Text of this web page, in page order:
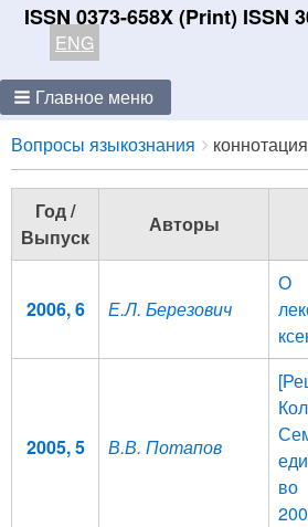
ISSN 0373-658X (Print) ISSN
ENG
Главное меню
Breadcrumbs
You
are
here:
Вопросы языкознания коннотация
Год /
Выпуск
Авторы
2006, 6 Е.Л. Березович
О
2005, 5 В.В. Потапов
во